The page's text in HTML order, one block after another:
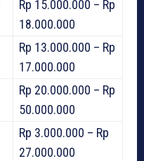
Rp 15.000.000 – Rp
18.000.000
Rp 13.000.000 – Rp
17.000.000
Rp 20.000.000 – Rp
50.000.000
Rp 3.000.000 – Rp
27.000.000